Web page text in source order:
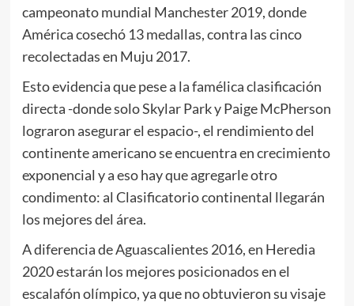
campeonato mundial Manchester 2019, donde
América cosechó 13 medallas, contra las cinco
recolectadas en Muju 2017.
Esto evidencia que pese a la famélica clasificación
directa -donde solo Skylar Park y Paige McPherson
lograron asegurar el espacio-, el rendimiento del
continente americano se encuentra en crecimiento
exponencial y a eso hay que agregarle otro
condimento: al Clasificatorio continental llegarán
los mejores del área.
A diferencia de Aguascalientes 2016, en Heredia
2020 estarán los mejores posicionados en el
escalafón olímpico, ya que no obtuvieron su visaje